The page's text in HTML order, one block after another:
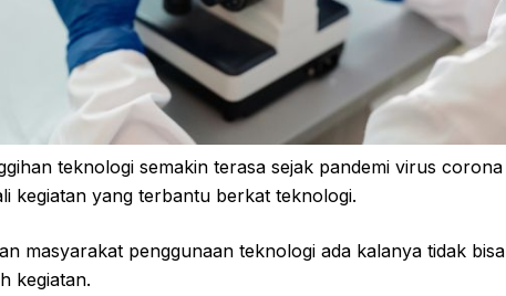
teknologi semakin terasa sejak pandemi virus corona
kegiatan yang terbantu berkat teknologi.
masyarakat penggunaan teknologi ada kalanya tidak bisa
kegiatan.